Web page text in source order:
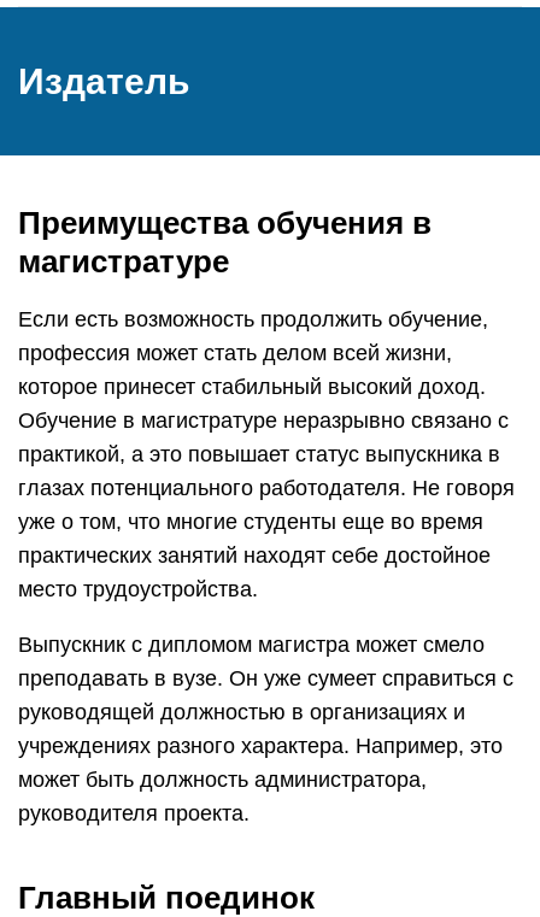
Издатель
Преимущества обучения в
магистратуре
Если есть возможность продолжить обучение,
профессия может стать делом всей жизни,
которое принесет стабильный высокий доход.
Обучение в магистратуре неразрывно связано с
практикой, а это повышает статус выпускника в
глазах потенциального работодателя. Не говоря
уже о том, что многие студенты еще во время
практических занятий находят себе достойное
место трудоустройства.
Выпускник с дипломом магистра может смело
преподавать в вузе. Он уже сумеет справиться с
руководящей должностью в организациях и
учреждениях разного характера. Например, это
может быть должность администратора,
руководителя проекта.
Главный поединок